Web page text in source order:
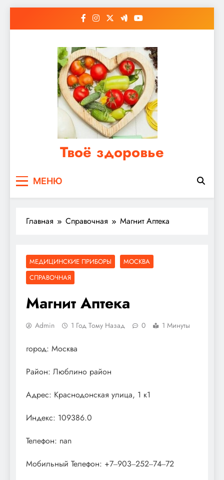
Твоё здоровье
мужском здоровье
МЕНЮ
Главная Справочная Магнит Аптека
МЕДИЦИНСКИЕ ПРИБОРЫ
МОСКВА
СПРАВОЧНАЯ
Магнит Аптека
Admin 1 Год Тому Назад 0 1 Минуты
город: Москва
Район: Люблино район
Адрес: Краснодонская улица, 1 к1
Индекс: 109386.0
Телефон: nan
Мобильный Телефон: +7‒903‒252‒74‒72